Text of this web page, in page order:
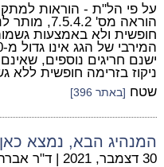
הוראה מס'
חופשית ולא באמצעות
המירבי של הגג אינו גדול מ-40 מ"ר.
ישנם חריגים נוספים,
ניקוז בזרימה חופשית ללא
שטח [באתר 396]
המנהיג הבא, נמצא כאן
30 דצמבר, 2021 | ד"ר